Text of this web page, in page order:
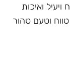
ואיכות
וטעם טהור